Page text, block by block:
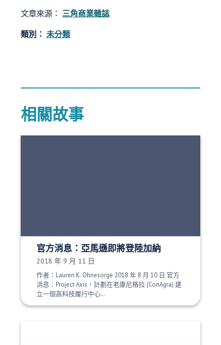
文章來源： 三角商業雜誌
類別： 未分類
相關故事
官方消息：亞馬遜即將登陸加納
發布日期：
2018 年 9 月 11 日
作者：Lauren K. Ohnesorge 2018 年 8 月 10 日 官方
消息：Project Axis，計劃在老康尼格拉 (ConAgra) 建
立一個高科技履行中心…